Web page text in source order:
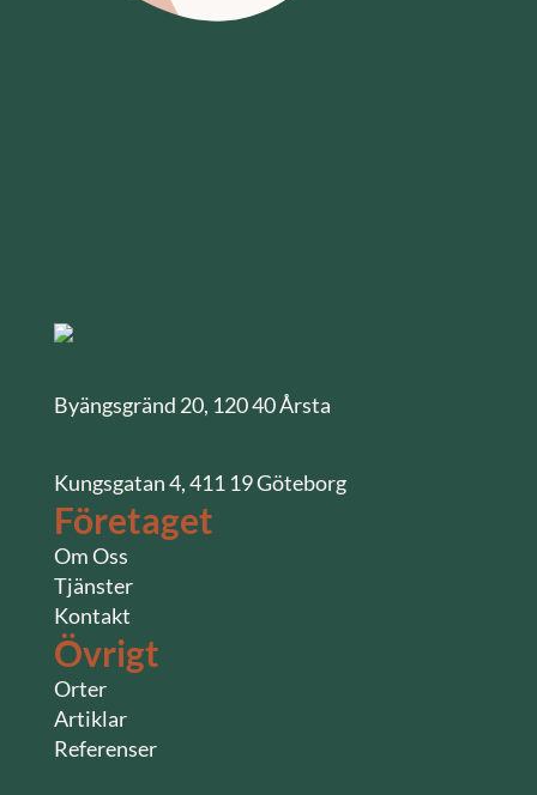
Byängsgränd 20, 120 40 Årsta
Kungsgatan 4, 411 19 Göteborg
Företaget
Om Oss
Tjänster
Kontakt
Övrigt
Orter
Artiklar
Referenser